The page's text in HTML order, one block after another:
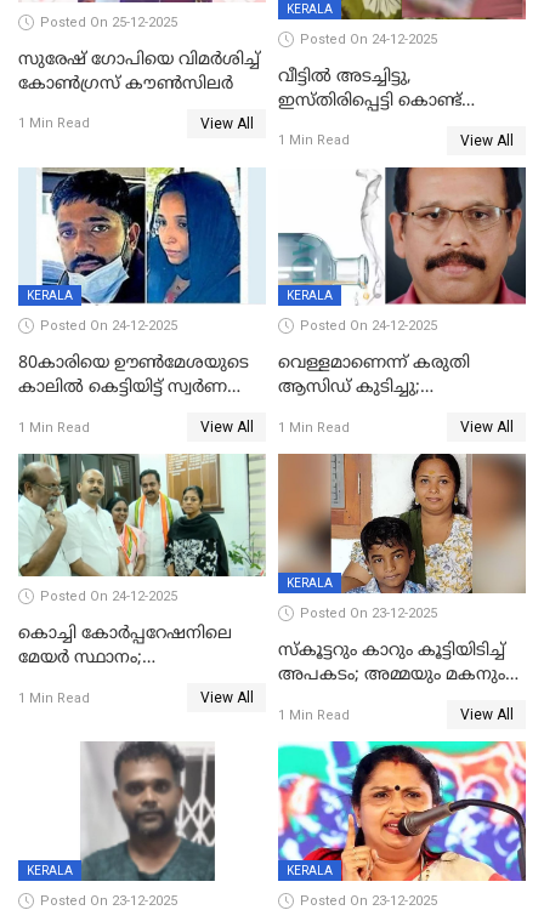
Posted On 25-12-2025
സുരേഷ് ഗോപിയെ വിമര്‍ശിച്ച്
കോണ്‍ഗ്രസ് കൗണ്‍സിലര്‍
1 Min Read View All
KERALA
Posted On 24-12-2025
വീട്ടിൽ അടച്ചിട്ടു,
ഇസ്തിരിപ്പെട്ടി കൊണ്ട്
ഗർഭിണിയായ യുവതിക്ക് ക്രൂര
1 Min Read View All
KERALA
Posted On 24-12-2025
80കാരിയെ ഊൺമേശയുടെ
കാലിൽ കെട്ടിയിട്ട് സ്വർണവും
കൊച്ചുമകനും സുഹൃത്തും
അറസ്റ്റിൽ
1 Min Read View All
KERALA
Posted On 24-12-2025
വെള്ളമാണെന്ന് കരുതി
ആസിഡ് കുടിച്ചു;
മരിച്ചു
1 Min Read View All
Posted On 24-12-2025
കൊച്ചി കോര്‍പ്പറേഷനിലെ
മേയര്‍ സ്ഥാനം;
രൂക്ഷം
1 Min Read View All
KERALA
Posted On 23-12-2025
സ്കൂട്ടറും കാറും കൂട്ടിയിടിച്ച്
അപകടം; അമ്മയും മകനും
ഗുരുതരാവസ്ഥയിൽ
1 Min Read View All
KERALA
Posted On 23-12-2025
KERALA
Posted On 23-12-2025